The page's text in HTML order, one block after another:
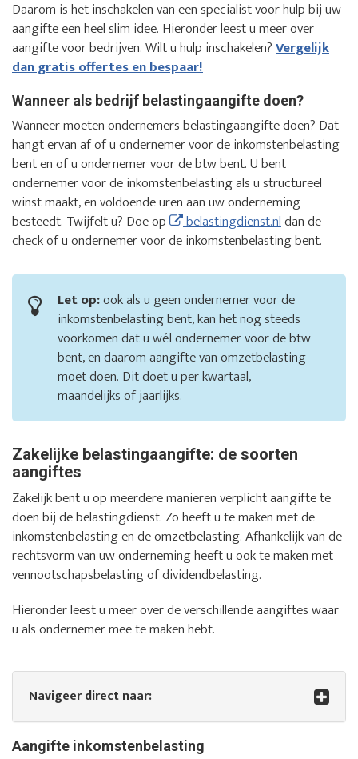
Daarom is het inschakelen van een specialist voor hulp bij uw
aangifte een heel slim idee. Hieronder leest u meer over
aangifte voor bedrijven. Wilt u hulp inschakelen?Vergelijk
dan gratis offertes en bespaar!
Wanneer als bedrijf belastingaangifte doen?
Wanneer moeten ondernemers belastingaangifte doen? Dat
hangt ervan af of u ondernemer voor de inkomstenbelasting
bent en of u ondernemer voor de btw bent. U bent
ondernemer voor de inkomstenbelasting als u structureel
winst maakt, en voldoende uren aan uw onderneming
besteedt. Twijfelt u? Doe op
belastingdienst.nldan de
check of u ondernemer voor de inkomstenbelasting bent.
Let op:ook als u geen ondernemer voor de
inkomstenbelasting bent, kan het nog steeds
voorkomen dat u wél ondernemer voor de btw
bent, en daarom aangifte van omzetbelasting
moet doen. Dit doet u per kwartaal,
maandelijks of jaarlijks.
Zakelijke belastingaangifte: de soorten
aangiftes
Zakelijk bent u op meerdere manieren verplicht aangifte te
doen bij de belastingdienst. Zo heeft u te maken met de
inkomstenbelasting en de omzetbelasting. Afhankelijk van de
rechtsvorm van uw onderneming heeft u ook te maken met
vennootschapsbelasting of dividendbelasting.
Hieronder leest u meer over de verschillende aangiftes waar
u als ondernemer mee te maken hebt.
Navigeer direct naar:
Aangifte inkomstenbelasting